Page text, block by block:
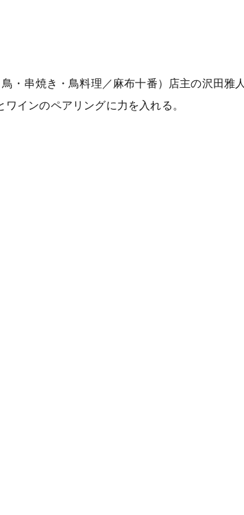
・串焼き・鳥料理／麻布十番）店主の沢田雅人
インのペアリングに力を入れる。